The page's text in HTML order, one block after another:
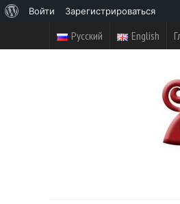
Русский English
WordPress
Войти Зарегистрироваться